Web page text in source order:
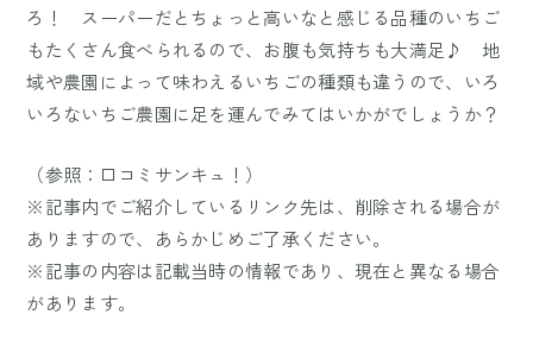
ろ！ スーパーだとちょっと高いなと感じる品種のいちご
もたくさん食べられるので、お腹も気持ちも大満足♪ 地
域や農園によって味わえるいちごの種類も違うので、いろ
いろないちご農園に足を運んでみてはいかがでしょうか？
（参照： 口コミサンキュ！ ）
※記事内でご紹介しているリンク先は、削除される場合が
ありますので、あらかじめご了承ください。
※記事の内容は記載当時の情報であり、現在と異なる場合
があります。